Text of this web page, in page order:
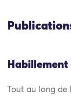
Habillement
Tout au long